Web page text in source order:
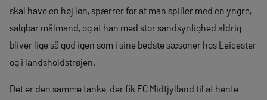
skal have en høj løn, spærrer for at man spiller med en yngre,
salgbar målmand, og at han med stor sandsynlighed aldrig
bliver lige så god igen som i sine bedste sæsoner hos Leicester
og i landsholdstrøjen.
Det er den samme tanke, der fik FC Midtjylland til at hente